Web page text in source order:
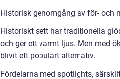
Historisk genomgång av för- och
Historiskt sett har traditionella
och ger ett varmt ljus. Men med
blivit ett populärt alternativ.
Fördelarna med spotlights,